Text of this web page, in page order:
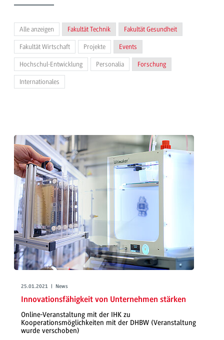
Alle anzeigen Fakultät Technik Fakultät Gesundheit
Fakultät Wirtschaft Projekte Events
Hochschul-Entwicklung Personalia Forschung
Internationales
25.01.2021 | News
Innovationsfähigkeit von Unternehmen stärken
Online-Veranstaltung mit der IHK zu
Kooperationsmöglichkeiten mit der DHBW (Veranstaltung
wurde verschoben)